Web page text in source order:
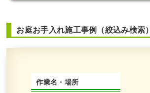
お庭お手入れ施工事例（絞込み検索）
作業名・場所